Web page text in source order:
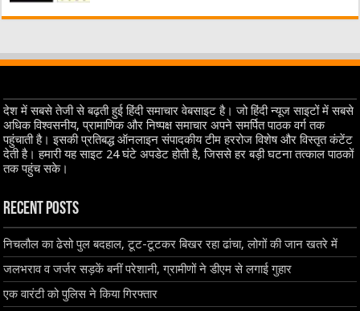
देश में सबसे तेजी से बढ़ती हुई हिंदी समाचार वेबसाइट है। जो हिंदी न्यूज साइटों में सबसे
अधिक विश्वसनीय, प्रामाणिक और निष्पक्ष समाचार अपने समर्पित पाठक वर्ग तक
पहुंचाती है। इसकी प्रतिबद्ध ऑनलाइन संपादकीय टीम हररोज विशेष और विस्तृत कंटेंट
देती है। हमारी यह साइट 24 घंटे अपडेट होती है, जिससे हर बड़ी घटना तत्काल पाठकों
तक पहुंच सके।
Recent Posts
निचलौल का ढेसो पुल बदहाल, टूट-टूटकर बिखर रहा ढांचा, लोगों की जान खतरे में
जलभराव व जर्जर सड़कें बनीं परेशानी, ग्रामीणों ने डीएम से लगाई गुहार
एक वारंटी को पुलिस ने किया गिरफ्तार